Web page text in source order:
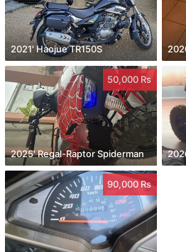
2021' Haojue TR150S
50,000 Rs
2025' Regal-Raptor Spiderman
90,000 Rs